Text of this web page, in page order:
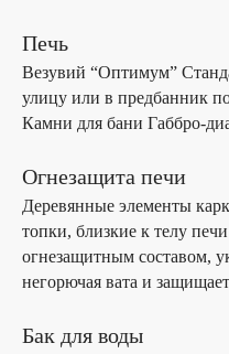
Печь
Везувий “Оптимум”
улицу или в предбанник
Камни для бани Габбро-
Огнезащита печи
Деревянные элементы
топки, близкие к телу
огнезащитным составом,
негорючая вата и
Бак для воды